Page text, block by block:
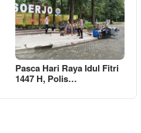
Pasca Hari Raya Idul Fitri
1447 H, Polis…